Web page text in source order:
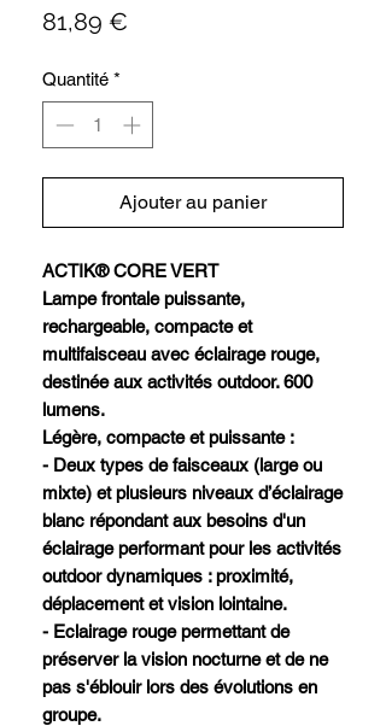
81,89 €
Quantité *
Ajouter au panier
ACTIK® CORE VERT
Lampe frontale puissante,
rechargeable, compacte et
multifaisceau avec éclairage rouge,
destinée aux activités outdoor. 600
lumens.
Légère, compacte et puissante :
- Deux types de faisceaux (large ou
mixte) et plusieurs niveaux d’éclairage
blanc répondant aux besoins d'un
éclairage performant pour les activités
outdoor dynamiques : proximité,
déplacement et vision lointaine.
- Eclairage rouge permettant de
préserver la vision nocturne et de ne
pas s'éblouir lors des évolutions en
groupe.